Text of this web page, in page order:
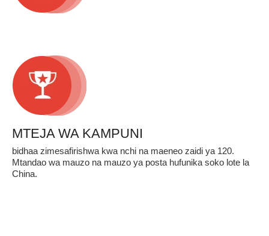
MTEJA WA KAMPUNI
bidhaa zimesafirishwa kwa nchi na maeneo zaidi ya 120.
Mtandao wa mauzo na mauzo ya posta hufunika soko lote la
China.